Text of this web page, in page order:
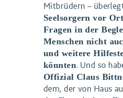
Mitbrüdern –
Seelsorgern vor
Fragen in der
Menschen nicht
und weitere
könnten. Und so
Offizial Claus
dem, der von Haus